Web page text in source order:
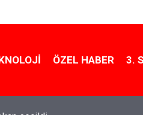
ÖZEL HABER 3.